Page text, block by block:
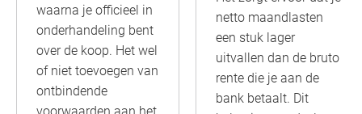
waarna je officieel in
onderhandeling bent
over de koop. Het wel
of niet toevoegen van
ontbindende
netto maandlasten
een stuk lager
uitvallen dan de bruto
rente die je aan de
bank betaalt. Dit